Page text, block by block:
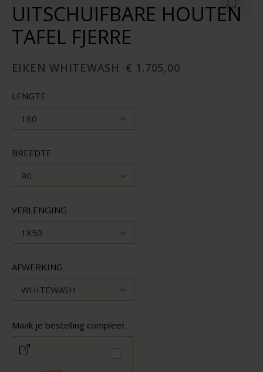
UITSCHUIFBARE HOUTEN
TAFEL FJERRE
EIKEN WHITEWASH € 1.705,00
LENGTE
160
BREEDTE
90
VERLENGING
1X50
AFWERKING
WHITEWASH
Maak je bestelling compleet